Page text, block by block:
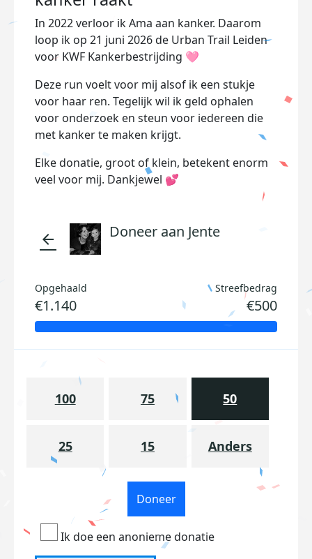
In 2022 verloor ik Ama aan kanker. Daarom
loop ik op 21 juni 2026 de Urban Trail Leiden
voor KWF Kankerbestrijding 🩷
Deze run voelt voor mij alsof ik een stukje
voor haar ren. Tegelijk wil ik geld ophalen
voor onderzoek en steun voor iedereen die
met kanker te maken krijgt.
Elke donatie, groot of klein, betekent enorm
veel voor mij. Dankjewel 💕
arrow_back Doneer aan Jente
Opgehaald
€1.140
Streefbedrag
€500
100 75 50
25 15 Anders
Doneer
Ik doe een anonieme donatie